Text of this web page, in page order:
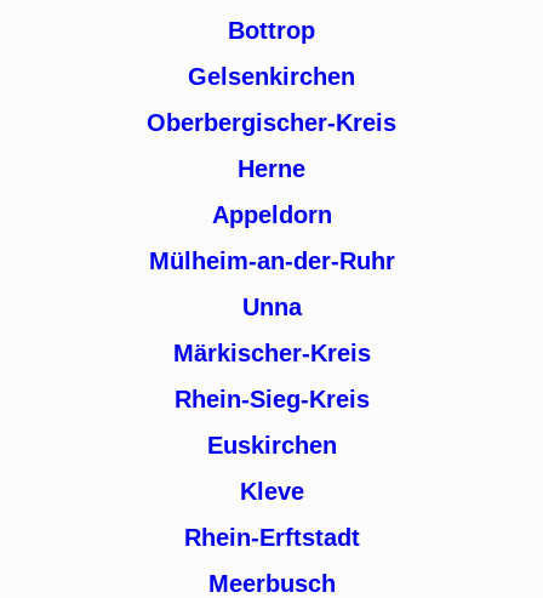
Bottrop
Gelsenkirchen
Oberbergischer-Kreis
Herne
Appeldorn
Mülheim-an-der-Ruhr
Unna
Märkischer-Kreis
Rhein-Sieg-Kreis
Euskirchen
Kleve
Rhein-Erftstadt
Meerbusch